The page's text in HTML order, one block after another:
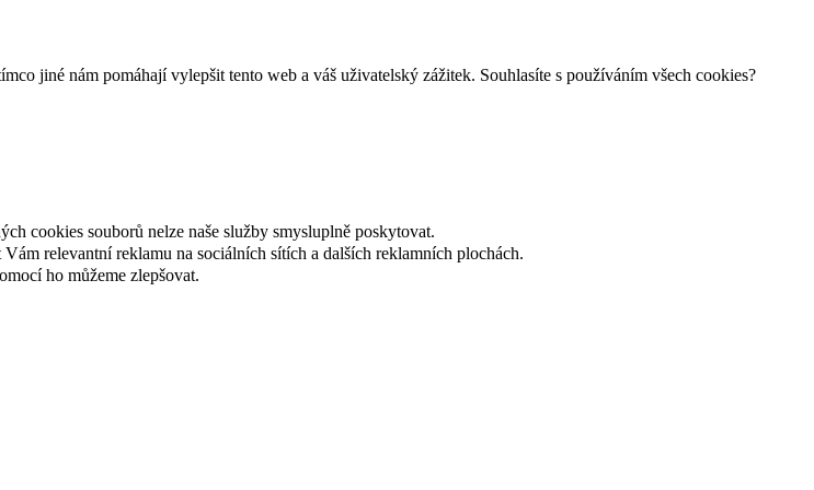
jiné nám pomáhají vylepšit tento web a váš uživatelský zážitek. Souhlasíte s používáním všech cookies?
cookies souborů nelze naše služby smysluplně poskytovat.
relevantní reklamu na sociálních sítích a dalších reklamních plochách.
ho můžeme zlepšovat.